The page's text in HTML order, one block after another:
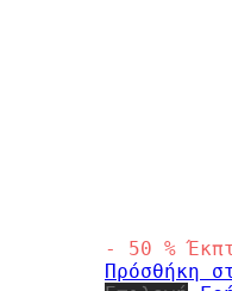
- 50 %
Πρόσθήκη